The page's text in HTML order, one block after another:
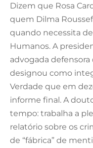
Dizem que Rosa
quem Dilma
quando necessita
Humanos. A
advogada
designou como
Verdade que em
informe final. A
tempo: trabalha a
relatório sobre os
de “fábrica” de